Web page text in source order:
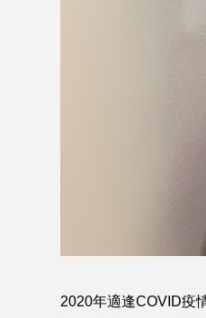
2020年適逢COVID疫